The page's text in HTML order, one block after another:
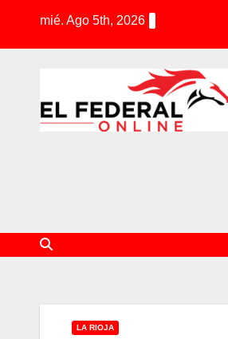
mié. Ago 5th, 2026
LA RIOJA